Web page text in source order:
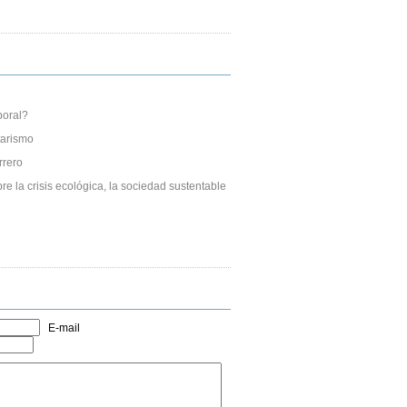
la crisis ecológica, la sociedad sustentable
E-mail